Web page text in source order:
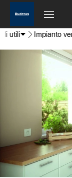
utili Impianto